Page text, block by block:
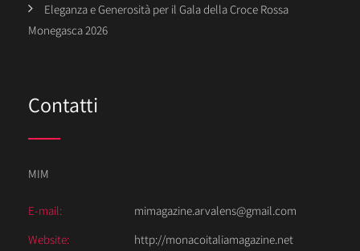
Eleganza e Generosità per il Gala della Croce Rossa
Monegasca 2026
Contatti
MIM
E-mail:
mimagazine.arvalens@gmail.com
Website:
http://monacoitaliamagazine.net